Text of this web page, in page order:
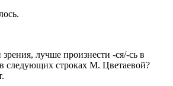
лучше произнести -ся/-сь в
следующих строках М. Цветаевой?